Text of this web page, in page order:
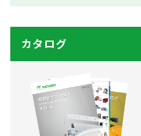
カタログ